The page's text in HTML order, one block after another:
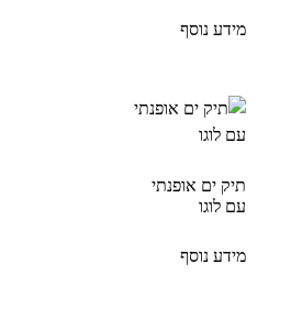
מידע נוסף
תיק ים אופנתי
עם לוגו
מידע נוסף